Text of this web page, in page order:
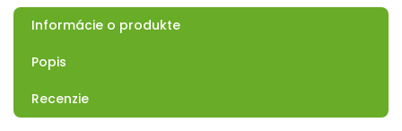
Informácie o produkte
Popis
Recenzie